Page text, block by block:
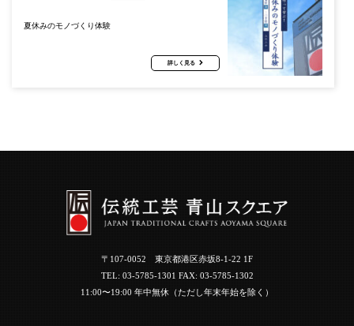
夏休みのモノづくり体験
詳しく見る
〒107-0052 東京都港区赤坂8-1-22 1F
TEL: 03-5785-1301 FAX: 03-5785-1302
11:00〜19:00 年中無休（ただし年末年始を除く）